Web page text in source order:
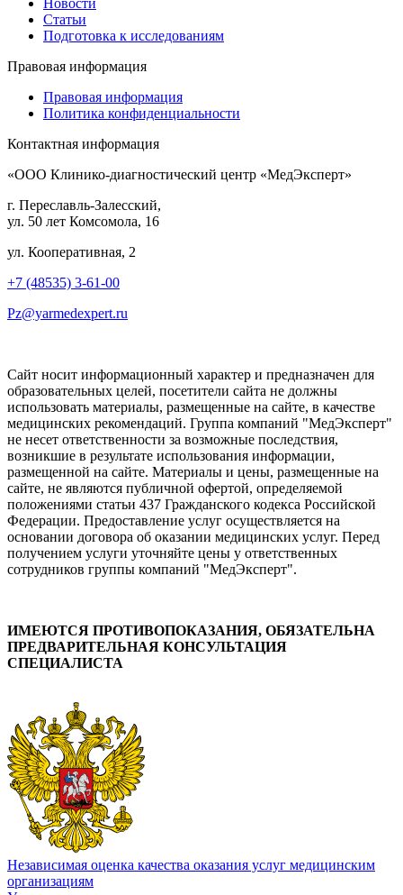
Новости
Статьи
Подготовка к исследованиям
Правовая информация
Правовая информация
Политика конфиденциальности
Контактная информация
«ООО Клинико-диагностический центр «МедЭксперт»
г. Переславль-Залесский,
ул. 50 лет Комсомола, 16
ул. Кооперативная, 2
+7 (48535) 3-61-00
Pz@yarmedexpert.ru
Сайт носит информационный характер и предназначен для
образовательных целей, посетители сайта не должны
использовать материалы, размещенные на сайте, в качестве
медицинских рекомендаций. Группа компаний "МедЭксперт"
не несет ответственности за возможные последствия,
возникшие в результате использования информации,
размещенной на сайте. Материалы и цены, размещенные на
сайте, не являются публичной офертой, определяемой
положениями статьи 437 Гражданского кодекса Российской
Федерации. Предоставление услуг осуществляется на
основании договора об оказании медицинских услуг. Перед
получением услуги уточняйте цены у ответственных
сотрудников группы компаний "МедЭксперт".
ИМЕЮТСЯ ПРОТИВОПОКАЗАНИЯ, ОБЯЗАТЕЛЬНА
ПРЕДВАРИТЕЛЬНАЯ КОНСУЛЬТАЦИЯ
СПЕЦИАЛИСТА
Независимая оценка качества оказания услуг медицинским
организациям